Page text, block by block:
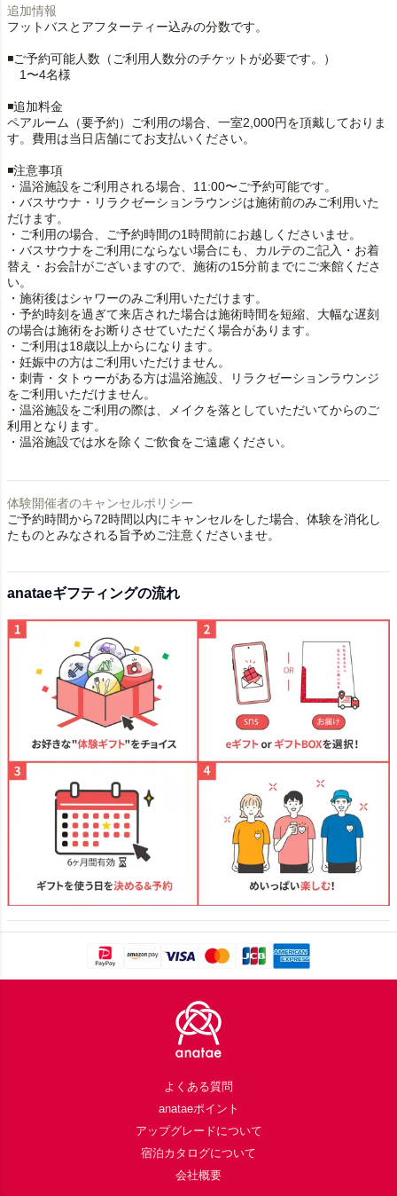
追加情報
フットバスとアフターティー込みの分数です。
◾️ご予約可能人数（ご利用人数分のチケットが必要です。）
1〜4名様
◾️追加料金
ペアルーム（要予約）ご利用の場合、一室2,000円を頂戴しておりま
す。費用は当日店舗にてお支払いください。
◾️注意事項
・温浴施設をご利用される場合、11:00〜ご予約可能です。
・バスサウナ・リラクゼーションラウンジは施術前のみご利用いた
だけます。
・ご利用の場合、ご予約時間の1時間前にお越しくださいませ。
・バスサウナをご利用にならない場合にも、カルテのご記入・お着
替え・お会計がございますので、施術の15分前までにご来館くださ
い。
・施術後はシャワーのみご利用いただけます。
・予約時刻を過ぎて来店された場合は施術時間を短縮、大幅な遅刻
の場合は施術をお断りさせていただく場合があります。
・ご利用は18歳以上からになります。
・妊娠中の方はご利用いただけません。
・刺青・タトゥーがある方は温浴施設、リラクゼーションラウンジ
をご利用いただけません。
・温浴施設をご利用の際は、メイクを落としていただいてからのご
利用となります。
・温浴施設では水を除くご飲食をご遠慮ください。
体験開催者のキャンセルポリシー
ご予約時間から72時間以内にキャンセルをした場合、体験を消化し
たものとみなされる旨予めご注意くださいませ。
anataeギフティングの流れ
よくある質問
anataeポイント
アップグレードについて
宿泊カタログについて
会社概要